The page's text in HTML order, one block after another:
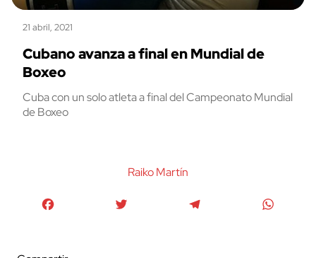
21 abril, 2021
Cubano avanza a final en Mundial de
Boxeo
Cuba con un solo atleta a final del Campeonato Mundial
de Boxeo
Raiko Martín